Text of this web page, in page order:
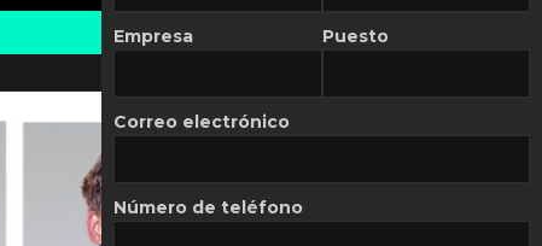
REDACCIÓN LATAM
Empresa Puesto
Correo electrónico
Número de teléfono